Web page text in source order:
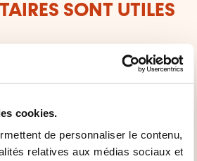
cookies.
de personnaliser le contenu,
relatives aux médias sociaux et
SONT UTILES
d'assistance: anglais, français,
B2: DE QUOI